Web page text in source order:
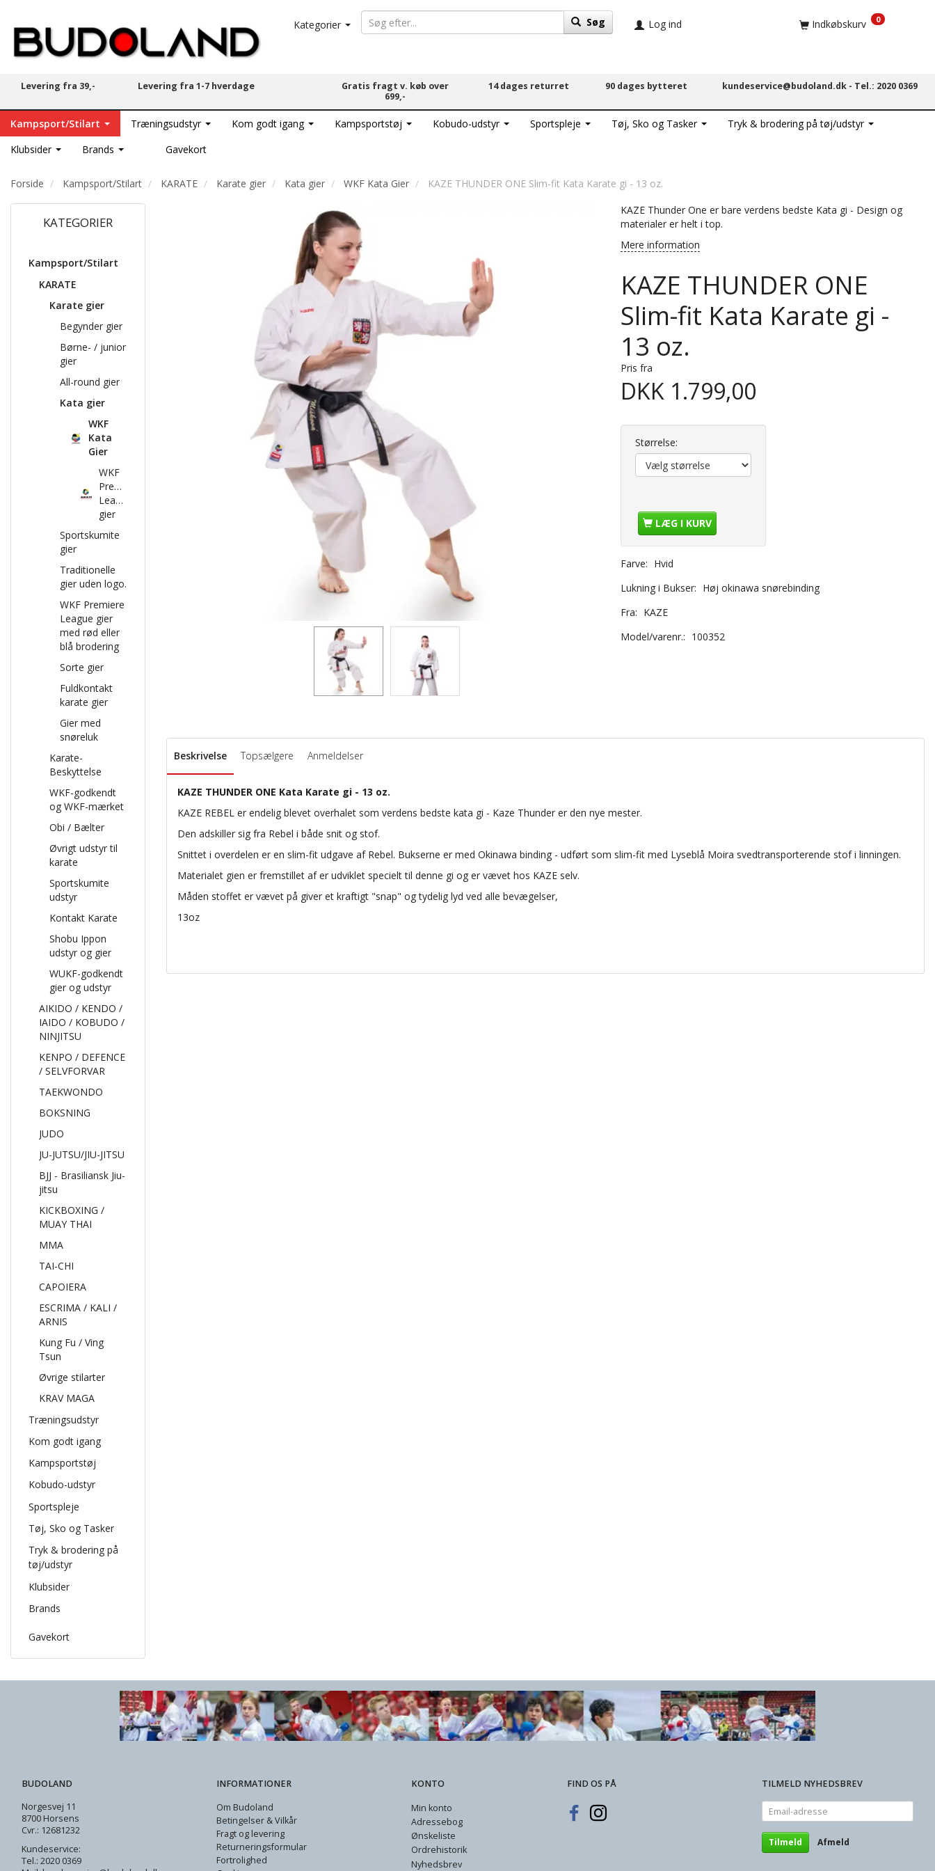
Kategorier Søg Log ind Indkøbskurv 0
Levering fra 39,- Levering fra 1-7 hverdage
Gratis fragt v. køb over
699,-
14 dages returret 90 dages bytteret kundeservice@budoland.dk - Tel.: 2020 0369
Kampsport/Stilart Træningsudstyr Kom godt igang Kampsportstøj Kobudo-udstyr Sportspleje Tøj, Sko og Tasker
Tryk & brodering på tøj/udstyr
Klubsider
Brands Gavekort
Forside Kampsport/Stilart KARATE Karate gier Kata gier WKF Kata Gier KAZE THUNDER ONE Slim-fit Kata Karate gi - 13 oz.
KATEGORIER
Kampsport/Stilart
KARATE
Karate gier
Begynder gier
Børne- / junior
gier
All-round gier
Kata gier
WKF
Kata
Gier
WKF
Premiere
League
gier
Sportskumite
gier
Traditionelle
gier uden logo.
WKF Premiere
League gier
med rød eller
blå brodering
Sorte gier
Fuldkontakt
karate gier
Gier med
snøreluk
Karate-
Beskyttelse
WKF-godkendt
og WKF-mærket
Obi / Bælter
Øvrigt udstyr til
karate
Sportskumite
udstyr
Kontakt Karate
Shobu Ippon
udstyr og gier
WUKF-godkendt
gier og udstyr
AIKIDO / KENDO /
IAIDO / KOBUDO /
NINJITSU
KENPO / DEFENCE
/ SELVFORVAR
TAEKWONDO
BOKSNING
JUDO
JU-JUTSU/JIU-JITSU
BJJ - Brasiliansk Jiu-
jitsu
KICKBOXING /
MUAY THAI
MMA
TAI-CHI
CAPOIERA
ESCRIMA / KALI /
ARNIS
Kung Fu / Ving
Tsun
Øvrige stilarter
KRAV MAGA
Træningsudstyr
Kom godt igang
Kampsportstøj
Kobudo-udstyr
Sportspleje
Tøj, Sko og Tasker
Tryk & brodering på
tøj/udstyr
Klubsider
Brands
Gavekort
KAZE Thunder One er bare verdens bedste Kata gi - Design og
materialer er helt i top.
Mere information
KAZE THUNDER ONE
Slim-fit Kata Karate gi -
13 oz.
Pris fra
DKK 1.799,00
Størrelse:
LÆG I KURV
Farve: Hvid
Lukning i Bukser: Høj okinawa snørebinding
Fra: KAZE
Model/varenr.: 100352
Beskrivelse Topsælgere Anmeldelser
KAZE THUNDER ONE Kata Karate gi - 13 oz.
KAZE REBEL er endelig blevet overhalet som verdens bedste kata gi - Kaze Thunder er den nye mester.
Den adskiller sig fra Rebel i både snit og stof.
Snittet i overdelen er en slim-fit udgave af Rebel. Bukserne er med Okinawa binding - udført som slim-fit med Lyseblå Moira svedtransporterende stof i linningen.
Materialet gien er fremstillet af er udviklet specielt til denne gi og er vævet hos KAZE selv.
Måden stoffet er vævet på giver et kraftigt "snap" og tydelig lyd ved alle bevægelser,
13oz
BUDOLAND
Norgesvej 11
8700 Horsens
Cvr.: 12681232
Kundeservice:
Tel.: 2020 0369
INFORMATIONER
Om Budoland
Betingelser & Vilkår
Fragt og levering
Returneringsformular
Fortrolighed
KONTO
Min konto
Adressebog
Ønskeliste
Ordrehistorik
Nyhedsbrev
FIND OS PÅ
TILMELD NYHEDSBREV
Email-
adresse
Tilmeld Afmeld